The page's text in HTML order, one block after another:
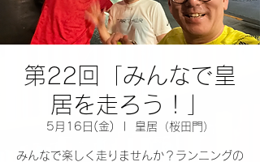
第22回「みんなで皇
居を走ろう！」
5月16日(金) 皇居（桜田門）
みんなで楽しく走りませんか？ランニングの